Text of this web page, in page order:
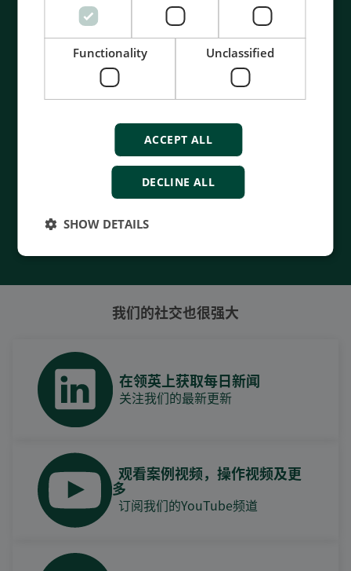
Contact us to discuss your options
- 90 years of energy pioneering
- Superior quality
- Unmatched service and support
- Made in Denmark
Contact Us
我们的社交也很强大
在领英上获取每日新闻
关注我们的最新更新
观看案例视频，操作视频及更
多
订阅我们的YouTube频道
Functionality Unclassified
ACCEPT ALL
DECLINE ALL
SHOW DETAILS